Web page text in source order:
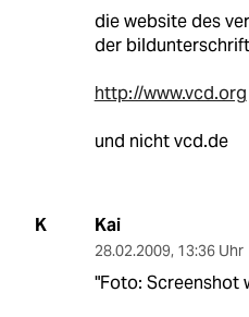
die website des
der
http://www.vcd.org
und nicht vcd.de
K Kai
28.02.2009, 13:36 Uhr
"Foto: Screenshot